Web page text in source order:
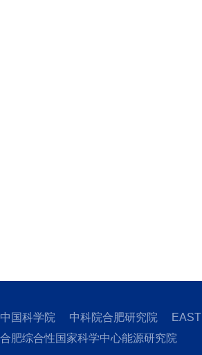
中国科学院 中科院合肥研究院 EAST
合肥综合性国家科学中心能源研究院